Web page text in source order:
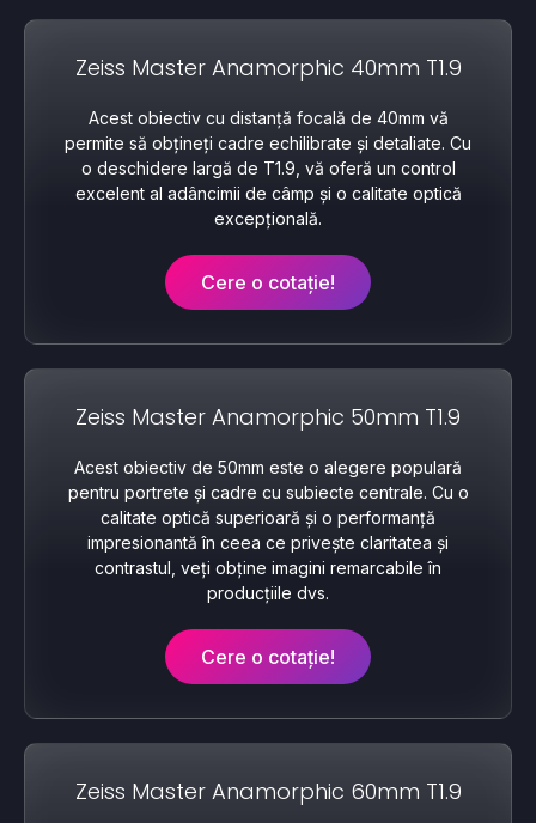
Zeiss Master Anamorphic 40mm T1.9
Acest obiectiv cu distanță focală de 40mm vă
permite să obțineți cadre echilibrate și detaliate. Cu
o deschidere largă de T1.9, vă oferă un control
excelent al adâncimii de câmp și o calitate optică
excepțională.
Cere o cotație!
Zeiss Master Anamorphic 50mm T1.9
Acest obiectiv de 50mm este o alegere populară
pentru portrete și cadre cu subiecte centrale. Cu o
calitate optică superioară și o performanță
impresionantă în ceea ce privește claritatea și
contrastul, veți obține imagini remarcabile în
producțiile dvs.
Cere o cotație!
Zeiss Master Anamorphic 60mm T1.9